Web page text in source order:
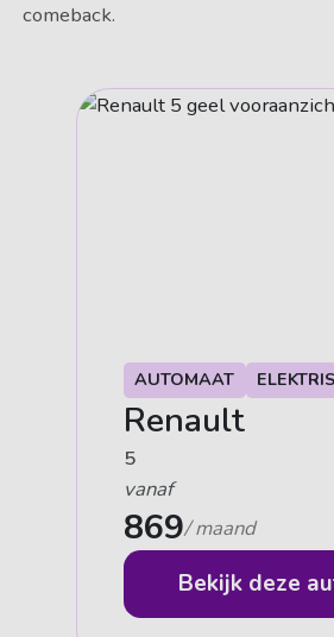
comeback.
AUTOMAAT
Renault
5
vanaf
869/ maand
Bekijk deze